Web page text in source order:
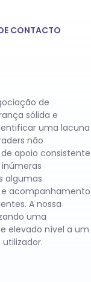
CONTACTO
de
sólida e
uma lacuna
não
apoio consistente
algumas
acompanhamento
A nossa
uma
elevado nível a um